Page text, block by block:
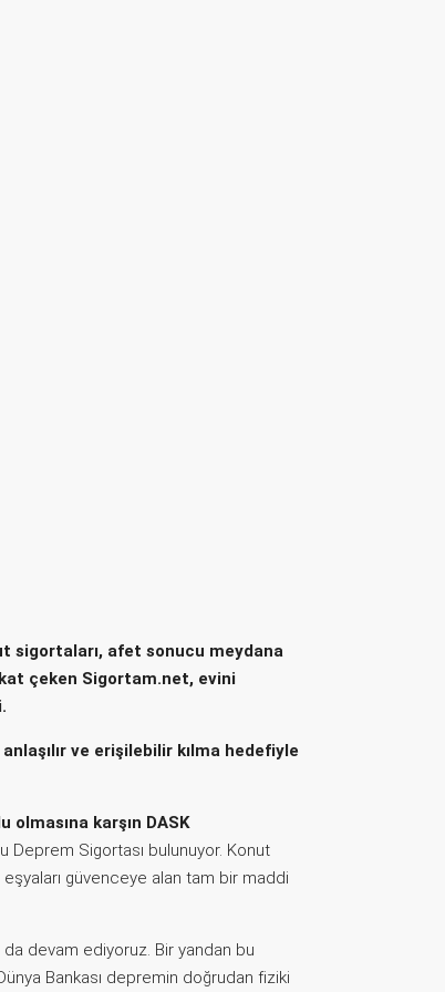
sigortaları, afet sonucu meydana
çeken Sigortam.net, evini
ve erişilebilir kılma hedefiyle
karşın DASK
Deprem Sigortası bulunuyor. Konut
güvenceye alan tam bir maddi
da devam ediyoruz. Bir yandan bu
Bankası depremin doğrudan fiziki